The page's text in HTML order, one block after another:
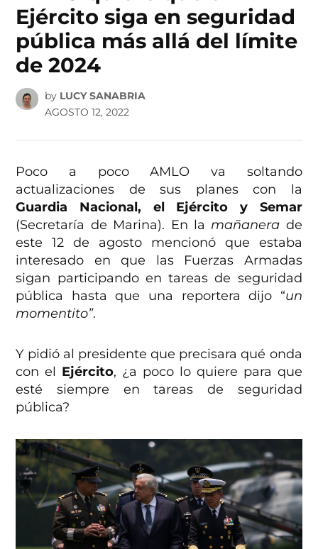
Ejército siga en seguridad
pública más allá del límite
de 2024
by LUCY SANABRIA
AGOSTO 12, 2022
Poco a poco AMLO va soltando
actualizaciones de sus planes con la
Guardia Nacional, el Ejército y Semar
(Secretaría de Marina). En la mañanera de
este 12 de agosto mencionó que estaba
interesado en que las Fuerzas Armadas
sigan participando en tareas de seguridad
pública hasta que una reportera dijo “un
momentito”.
Y pidió al presidente que precisara qué onda
con el Ejército, ¿a poco lo quiere para que
esté siempre en tareas de seguridad
pública?